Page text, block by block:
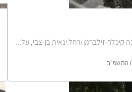
זילברמן ורחל ינאית בן-צבי, על...